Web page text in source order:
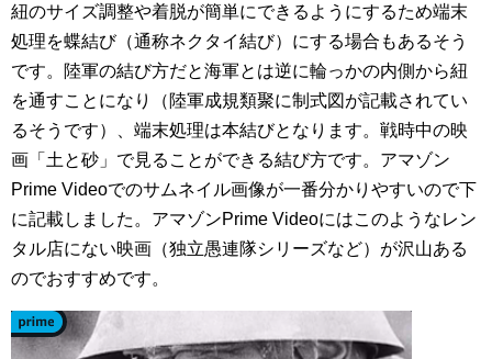
紐のサイズ調整や着脱が簡単にできるようにするため端末
処理を蝶結び（通称ネクタイ結び）にする場合もあるそう
です。陸軍の結び方だと海軍とは逆に輪っかの内側から紐
を通すことになり（陸軍成規類聚に制式図が記載されてい
るそうです）、端末処理は本結びとなります。戦時中の映
画「土と砂」で見ることができる結び方です。アマゾン
Prime Videoでのサムネイル画像が一番分かりやすいので下
に記載しました。アマゾンPrime Videoにはこのようなレン
タル店にない映画（独立愚連隊シリーズなど）が沢山ある
のでおすすめです。